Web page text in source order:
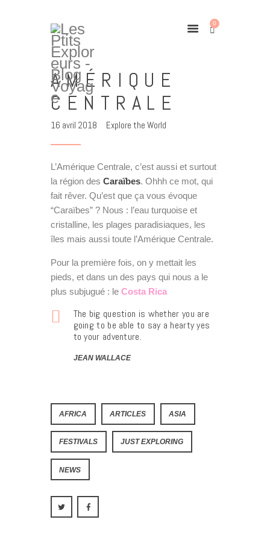
0
Home
TOUR DU MONDE
Destinations
Bons Plans
À PROPOS
CONTACT
GALERIE
AMÉRIQUE
CENTRALE
16 avril 2018 Explore the World
L’Amérique Centrale, c’est aussi et surtout
la région des Caraïbes. Ohhh ce mot, qui
fait rêver. Qu’est que ça vous évoque
“Caraïbes” ? Nous : l’eau turquoise et
cristalline, les plages paradisiaques, les
îles mais aussi toute l’Amérique Centrale.
Pour la première fois, on y mettait les
pieds, et dans un des pays qui nous a le
plus subjugué : le Costa Rica
The big question is whether you are
going to be able to say a hearty yes
to your adventure.
JEAN WALLACE
AFRICA ARTICLES ASIA
FESTIVALS JUST EXPLORING
NEWS